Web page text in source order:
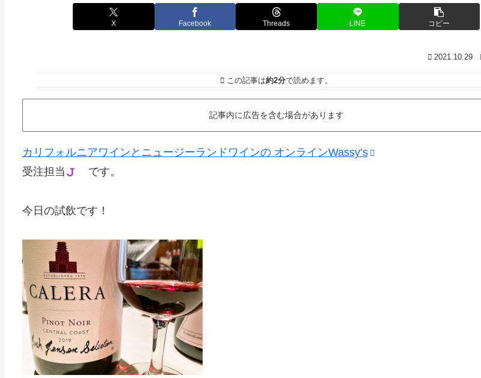
X Facebook Threads LINE コピー
2021.10.29
この記事は約2分で読めます。
記事内に広告を含む場合があります
カリフォルニアワインとニュージーランドワインの オンラインWassy’s
受注担当
です。
今日の試飲です！